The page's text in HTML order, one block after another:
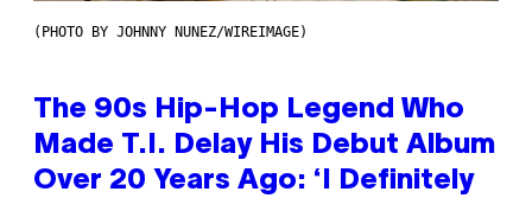
(PHOTO BY JOHNNY NUNEZ/WIREIMAGE)
The 90s Hip-Hop Legend Who
Made T.I. Delay His Debut Album
Over 20 Years Ago: ‘I Definitely